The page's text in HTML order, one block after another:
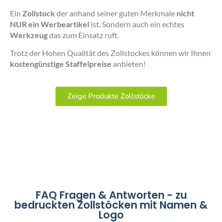
Ein Zollstock der anhand seiner guten Merkmale nicht
NUR ein Werbeartikel ist. Sondern auch ein echtes
Werkzeugdas zum Einsatz ruft.
Trotz der Hohen Qualität des Zollstockes können wir Ihnen
kostengünstige Staffelpreise anbieten!
Zeige Produkte Zollstöcke
FAQ Fragen & Antworten - zu
bedruckten Zollstöcken mit Namen &
Logo